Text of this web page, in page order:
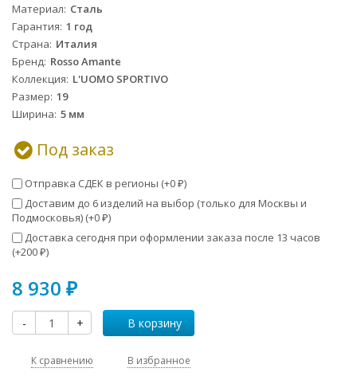
Материал Сталь
Гарантия 1 год
Страна Италия
Бренд Rosso Amante
Коллекция L'UOMO SPORTIVO
Размер 19
Ширина 5 мм
Под заказ
Отправка СДЕК в регионы (+0 ₽)
Доставим до 6 изделий на выбор (только для Москвы и
Подмосковья) (+0 ₽)
Доставка сегодня при оформлении заказа после 13 часов
(+200 ₽)
8 930 ₽
- + В корзину
К сравнению В избранное